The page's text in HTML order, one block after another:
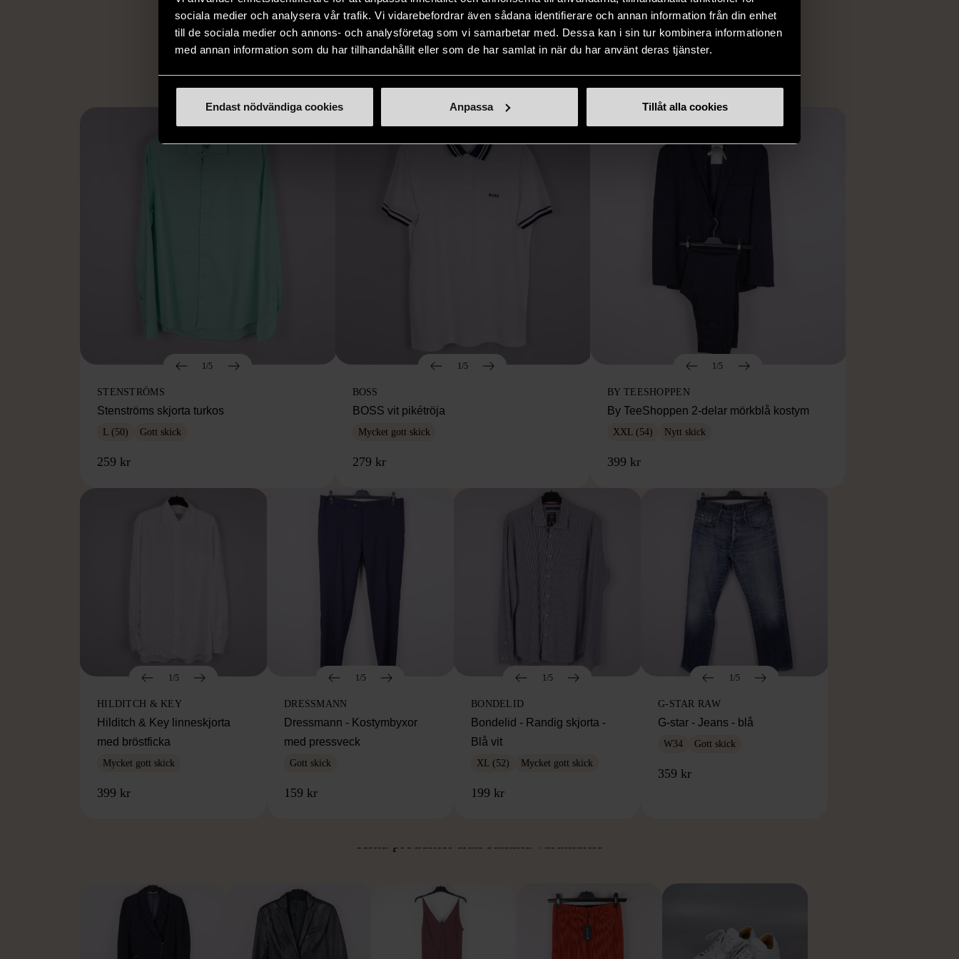
sociala medier och analysera vår trafik. Vi vidarebefordrar även sådana identifierare och annan information från din enhet
till de sociala medier och annons- och analysföretag som vi samarbetar med. Dessa kan i sin tur kombinera informationen
med annan information som du har tillhandahållit eller som de har samlat in när du har använt deras tjänster.
Endast nödvändiga cookies Anpassa Tillåt alla cookies
utanför arbetsmarknaden på ett
eller annat sätt.
nytt liv åt befintliga produkter.
inte finns i vanliga butiker.
LIKNANDE PRODUKTER
1/5
STENSTRÖMS
Stenströms skjorta turkos
L (50) Gott skick
259 kr
1/5
BOSS
BOSS vit pikétröja
Mycket gott skick
279 kr
1/5
BY TEESHOPPEN
By TeeShoppen 2-delar mörkblå kostym
XXL (54) Nytt skick
399 kr
1/5
HILDITCH & KEY
Hilditch & Key linneskjorta
med bröstficka
Mycket gott skick
399 kr
1/5
DRESSMANN
Dressmann - Kostymbyxor
med pressveck
Gott skick
159 kr
1/5
BONDELID
Bondelid - Randig skjorta -
Blå vit
XL (52) Mycket gott skick
199 kr
1/5
G-STAR RAW
G-star - Jeans - blå
W34 Gott skick
359 kr
Hitta produkter från samma varumärke